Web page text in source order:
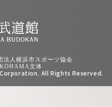
人横浜市スポーツ協会
文体
All Rights Reserved.